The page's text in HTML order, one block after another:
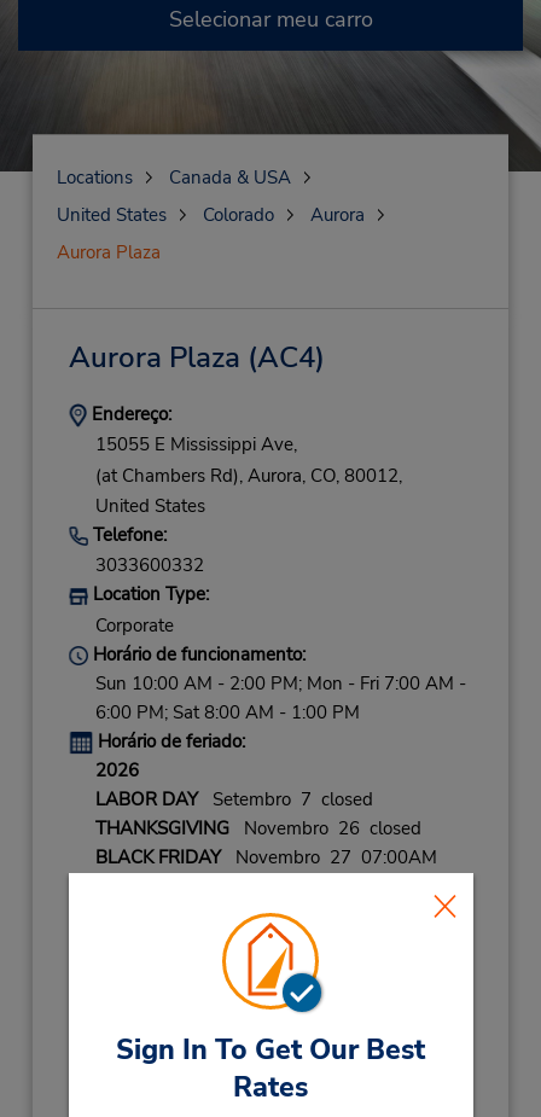
Sign In To Get Our Best
Rates
Selecionar meu carro
Locations
Canada & USA
United States
Colorado
Aurora
Aurora Plaza
Aurora Plaza (AC4)
Endereço:
15055 E Mississippi Ave,
(at Chambers Rd), Aurora, CO, 80012,
United States
Telefone:
3033600332
Location Type:
Corporate
Horário de funcionamento:
Sun 10:00 AM - 2:00 PM; Mon - Fri 7:00 AM -
6:00 PM; Sat 8:00 AM - 1:00 PM
Horário de feriado:
2026
LABOR DAYSetembro 7 closed
THANKSGIVINGNovembro 26 closed
BLACK FRIDAYNovembro 27 07:00AM
Dezembro 24 07:00AM
CHRISTMAS DAY
Dezembro 25 closed
NEW YEARS EVEDezembro 31 07:00AM
- 03:00PM